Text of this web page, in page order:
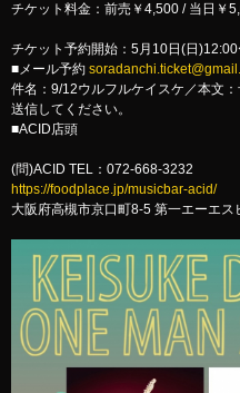
チケット料金：前売￥4,500 / 当日￥
チケット予約開始：5月10日(日)12:00
■メール予約
件名：9/12ウルフルケイスケ／本文
送信してください。
■ACID店頭
(問)ACID TEL：072-668-3232
https://foodplace.jp/musicbar-acid/
大阪府高槻市京口町8-5 第一エーエス